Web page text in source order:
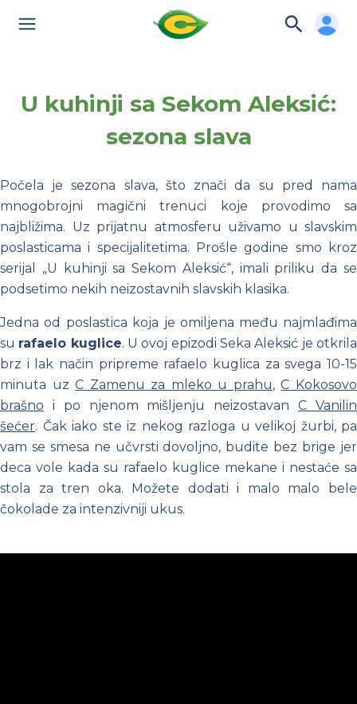
U kuhinji sa Sekom Aleksić:
sezona slava
Počela je sezona slava, što znači da su pred nama
mnogobrojni magični trenuci koje provodimo sa
najbližima. Uz prijatnu atmosferu uživamo u slavskim
poslasticama i specijalitetima. Prošle godine smo kroz
serijal „U kuhinji sa Sekom Aleksić“, imali priliku da se
podsetimo nekih neizostavnih slavskih klasika.
Jedna od poslastica koja je omiljena među najmlađima
su rafaelo kuglice. U ovoj epizodi Seka Aleksić je otkrila
brz i lak način pripreme rafaelo kuglica za svega 10-15
minuta uzC Zamenu za mleko u prahu,C Kokosovo
brašno i po njenom mišljenju neizostavanC Vanilin
šećer. Čak iako ste iz nekog razloga u velikoj žurbi, pa
vam se smesa ne učvrsti dovoljno, budite bez brige jer
deca vole kada su rafaelo kuglice mekane i nestaće sa
stola za tren oka. Možete dodati i malo malo bele
čokolade za intenzivniji ukus.